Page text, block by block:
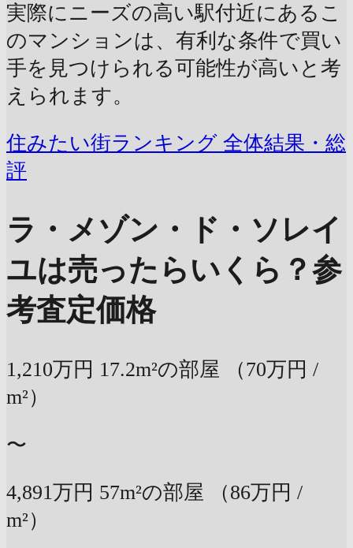
実際にニーズの高い駅付近にあるこ
のマンションは、有利な条件で買い
手を見つけられる可能性が高いと考
えられます。
住みたい街ランキング 全体結果・総
評
ラ・メゾン・ド・ソレイ
ユは売ったらいくら？参
考査定価格
1,210万円 17.2m²の部屋
（70万円 /
m²）
〜
4,891万円 57m²の部屋
（86万円 /
m²）